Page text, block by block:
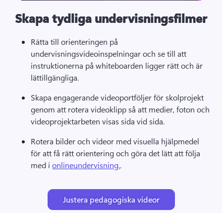
Skapa tydliga undervisningsfilmer
Rätta till orienteringen på
undervisningsvideoinspelningar och se till att
instruktionerna på whiteboarden ligger rätt och är
lättillgängliga.
Skapa engagerande videoportföljer för skolprojekt
genom att rotera videoklipp så att medier, foton och
videoprojektarbeten visas sida vid sida.
Rotera bilder och videor med visuella hjälpmedel
för att få rätt orientering och göra det lätt att följa
med i onlineundervisning..
Justera pedagogiska videor